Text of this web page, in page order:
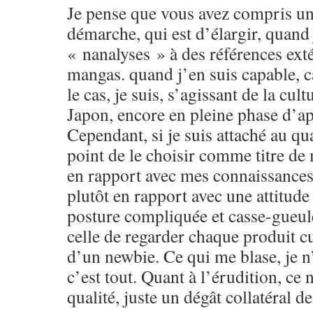
Je pense que vous avez compris
démarche, qui est d’élargir,
« nanalyses » à des références
mangas. quand j’en suis capable,
le cas, je suis, s’agissant de la
Japon, encore en pleine phase
Cependant, si je suis attaché au
point de le choisir comme titre de
en rapport avec mes
plutôt en rapport avec une
posture compliquée et casse-
celle de regarder chaque produit
d’un newbie. Ce qui me blase, je
c’est tout. Quant à l’érudition, ce
qualité, juste un dégât collatéral